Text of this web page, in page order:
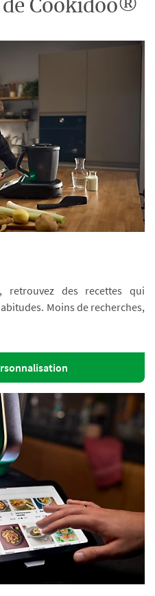
de Cookidoo®
retrouvez des recettes qui
Moins de recherches,